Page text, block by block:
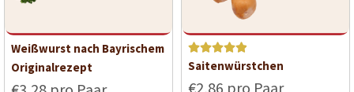
Weißwurst nach Bayrischem
Originalrezept
Bewerte
Saitenwürstchen
€2,86 pro Paar